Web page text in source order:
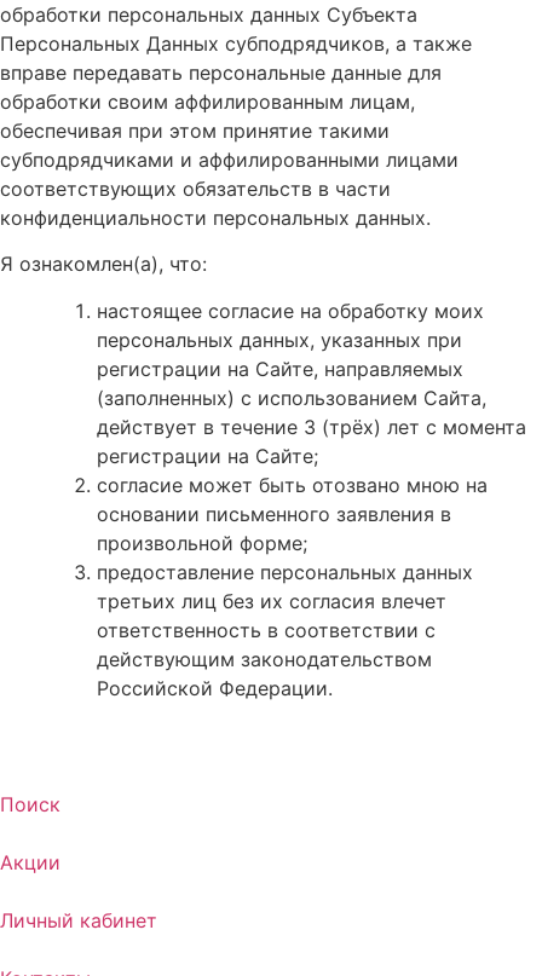
обработки персональных данных Субъекта
Персональных Данных субподрядчиков, а также
вправе передавать персональные данные для
обработки своим аффилированным лицам,
обеспечивая при этом принятие такими
субподрядчиками и аффилированными лицами
соответствующих обязательств в части
конфиденциальности персональных данных.
Я ознакомлен(а), что:
настоящее согласие на обработку моих
персональных данных, указанных при
регистрации на Сайте, направляемых
(заполненных) с использованием Сайта,
действует в течение 3 (трёх) лет с момента
регистрации на Сайте;
согласие может быть отозвано мною на
основании письменного заявления в
произвольной форме;
предоставление персональных данных
третьих лиц без их согласия влечет
ответственность в соответствии с
действующим законодательством
Российской Федерации.
Поиск
Акции
Личный кабинет